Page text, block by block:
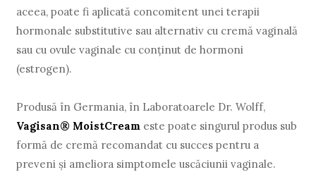
aceea, poate fi aplicată concomitent unei terapii
hormonale substitutive sau alternativ cu cremă vaginală
sau cu ovule vaginale cu conţinut de hormoni
(estrogen).
Produsă în Germania, în Laboratoarele Dr. Wolff,
Vagisan® MoistCream este poate singurul produs sub
formă de cremă recomandat cu succes pentru a
preveni și ameliora simptomele uscăciunii vaginale.